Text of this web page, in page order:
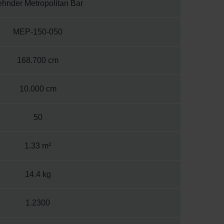
Metropolitan Bar
MEP-150-050
168.700 cm
10.000 cm
50
1.33 m²
14.4 kg
1.2300